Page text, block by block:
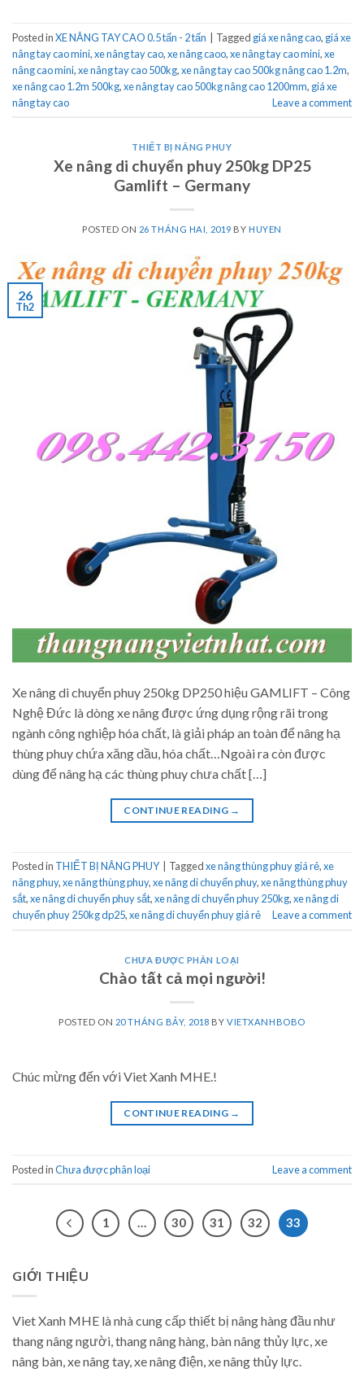
Posted inXE NÂNG TAY CAO 0.5 tấn - 2 tấn Tagged giá xe nâng cao, giá xe
nâng tay cao mini,xe nâng tay cao,xe nâng caoo,xe nâng tay cao mini,xe
nâng cao mini,xe nâng tay cao 500kg,xe nâng tay cao 500kg nâng cao 1.2m,
xe nâng cao 1.2m 500kg,xe nâng tay cao 500kg nâng cao 1200mm, giá xe
nâng tay cao
Leave a comment
THIẾT BỊ NÂNG PHUY
Xe nâng di chuyển phuy 250kg DP25
Gamlift – Germany
POSTED ON 26 THÁNG HAI, 2019 BYHUYEN
26
Th2
Xe nâng di chuyển phuy 250kg DP250 hiệu GAMLIFT – Công
Nghệ Đức là dòng xe nâng được ứng dụng rộng rãi trong
ngành công nghiệp hóa chất, là giải pháp an toàn để nâng hạ
thùng phuy chứa xăng dầu, hóa chất…Ngoài ra còn được
dùng để nâng hạ các thùng phuy chưa chất […]
CONTINUE READING →
Posted in THIẾT BỊ NÂNG PHUY Taggedxe nâng thùng phuy giá rẻ,xe
nâng phuy,xe nâng thùng phuy,xe nâng di chuyển phuy,xe nâng thùng phuy
sắt,xe nâng di chuyển phuy sắt,xe nâng di chuyển phuy 250kg,xe nâng di
chuyển phuy 250kg dp25,xe nâng di chuyển phuy giá rẻ Leave a comment
CHƯA ĐƯỢC PHÂN LOẠI
Chào tất cả mọi người!
POSTED ON 20 THÁNG BẢY, 2018 BYVIETXANHBOBO
Chúc mừng đến với Viet Xanh MHE.!
CONTINUE READING →
Posted inChưa được phân loại Leave a comment
1 … 30 31 32 33
GIỚI THIỆU
Viet Xanh MHE là nhà cung cấp thiết bị nâng hàng đầu như
thang nâng người, thang nâng hàng, bàn nâng thủy lực, xe
nâng bàn, xe nâng tay, xe nâng điện, xe nâng thủy lực.